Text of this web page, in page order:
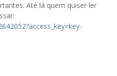
Até lá quem quiser ler